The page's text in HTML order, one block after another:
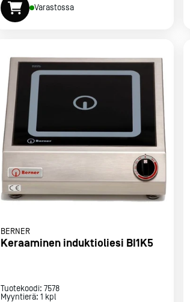
Varastossa
BERNER
Keraaminen induktioliesi BI1K5
Tuotekoodi: 7578
Myyntierä: 1 kpl